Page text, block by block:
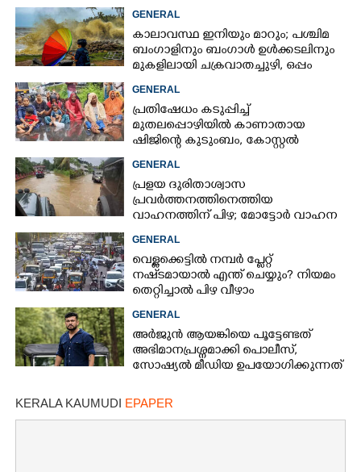
GENERAL
കാലാവസ്ഥ ഇനിയും മാറും; പശ്ചിമ
ബംഗാളിനും ബംഗാൾ ഉൾക്കടലിനും
മുകളിലായി ചക്രവാതച്ചുഴി, ഒപ്പം
GENERAL
പ്രതിഷേധം കടുപ്പിച്ച്
മുതലപ്പൊഴിയിൽ കാണാതായ
ഷിജിന്റെ കുടുംബം, കോസ്റ്റൽ
കുത്തിയിരിക്കുന്നു
GENERAL
പ്രളയ ദുരിതാശ്വാസ
പ്രവർത്തനത്തിനെത്തിയ
വാഹനത്തിന് പിഴ; മോട്ടോർ വാഹന
GENERAL
വെള്ളക്കെട്ടിൽ നമ്പർ പ്ലേറ്റ്
നഷ്‌ടമായാൽ എന്ത് ചെയ്യും? നിയമം
തെറ്റിച്ചാൽ പിഴ വീഴാം
GENERAL
അർജുൻ ആയങ്കിയെ പൂട്ടേണ്ടത്
അഭിമാനപ്രശ്നമാക്കി പൊലീസ്,
സാേഷ്യൽ മീഡിയ ഉപയോഗിക്കുന്നത്
KERALA KAUMUDI EPAPER